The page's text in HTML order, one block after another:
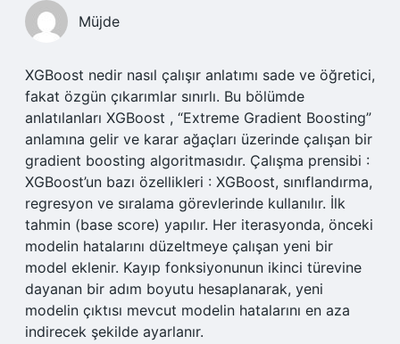
Müjde
XGBoost nedir nasıl çalışır anlatımı sade ve öğretici,
fakat özgün çıkarımlar sınırlı. Bu bölümde
anlatılanları XGBoost , “Extreme Gradient Boosting”
anlamına gelir ve karar ağaçları üzerinde çalışan bir
gradient boosting algoritmasıdır. Çalışma prensibi :
XGBoost’un bazı özellikleri : XGBoost, sınıflandırma,
regresyon ve sıralama görevlerinde kullanılır. İlk
tahmin (base score) yapılır. Her iterasyonda, önceki
modelin hatalarını düzeltmeye çalışan yeni bir
model eklenir. Kayıp fonksiyonunun ikinci türevine
dayanan bir adım boyutu hesaplanarak, yeni
modelin çıktısı mevcut modelin hatalarını en aza
indirecek şekilde ayarlanır.